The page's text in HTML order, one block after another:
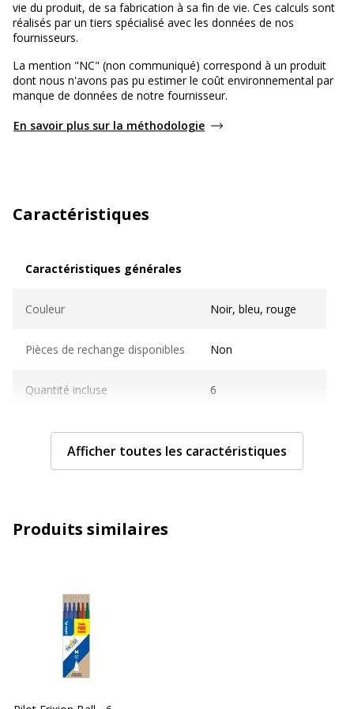
vie du produit, de sa fabrication à sa fin de vie. Ces calculs sont
réalisés par un tiers spécialisé avec les données de nos
fournisseurs.
La mention "NC" (non communiqué) correspond à un produit
dont nous n'avons pas pu estimer le coût environnemental par
manque de données de notre fournisseur.
En savoir plus sur la méthodologie
Caractéristiques
Caractéristiques générales
Couleur Noir, bleu, rouge
Pièces de rechange disponibles Non
Quantité incluse 6
Recharge pour Stylo à bille roulante
Sous-catégorie Encre et recharges
Caractéristiques techniques
Couleur d'écriture
Largeur de la ligne
Afficher toutes les caractéristiques
Produits similaires